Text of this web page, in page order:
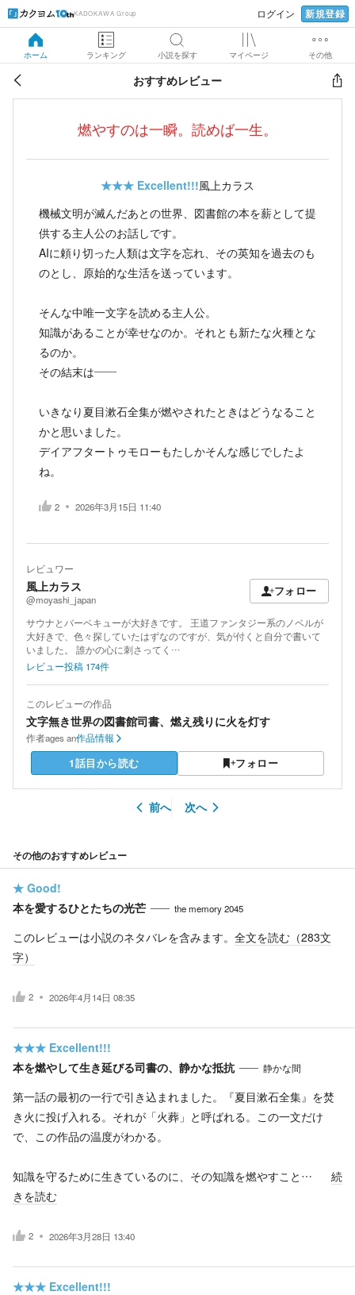
KADOKAWA Group ログイン 新規登録
ホーム ランキング 小説を探す マイページ その他
おすすめレビュー
燃やすのは一瞬。読めば一生。
★★★ Excellent!!!風上カラス
機械文明が滅んだあとの世界、図書館の本を薪として提
供する主人公のお話しです。
AIに頼り切った人類は文字を忘れ、その英知を過去のも
のとし、原始的な生活を送っています。
そんな中唯一文字を読める主人公。
知識があることが幸せなのか。それとも新たな火種とな
るのか。
その結末は――
いきなり夏目漱石全集が燃やされたときはどうなること
かと思いました。
デイアフタートゥモローもたしかそんな感じでしたよ
ね。
2 2026年3月15日 11:40
レビュワー
風上カラス
@moyashi_japan
フォロー
サウナとバーベキューが大好きです。 王道ファンタジー系のノベルが
大好きで、色々探していたはずなのですが、気が付くと自分で書いて
いました。 誰かの心に刺さってく…
レビュー投稿 174件
このレビューの作品
文字無き世界の図書館司書、燃え残りに火を灯す
作者ages an作品情報
1話目から読む フォロー
前へ 次へ
その他のおすすめレビュー
★ Good!
本を愛するひとたちの光芒
the memory 2045
このレビューは小説のネタバレを含みます。 全文を読む（283文
字）
2 2026年4月14日 08:35
★★★ Excellent!!!
本を燃やして生き延びる司書の、静かな抵抗
静かな間
第一話の最初の一行で引き込まれました。『夏目漱石全集』を焚
き火に投げ入れる。それが「火葬」と呼ばれる。この一文だけ
で、この作品の温度がわかる。
知識を守るために生きているのに、その知識を燃やすこと…
続
きを読む
2 2026年3月28日 13:40
★★★ Excellent!!!